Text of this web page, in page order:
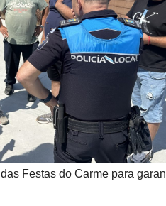
Festas do Carme para